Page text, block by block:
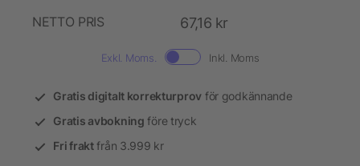
NETTO PRIS
67,16 kr
Exkl. Moms. Inkl. Moms
Gratis digitalt korrekturprov för godkännande
Gratis avbokning före tryck
Fri fraktfrån 3.999 kr